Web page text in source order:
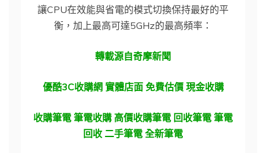
讓CPU在效能與省電的模式切換保持最好的平
衡，加上最高可達5GHz的最高頻率：
轉載源自奇摩新聞
優酷3C收購網 實體店面 免費估價 現金收購
收購筆電 筆電收購 高價收購筆電 回收筆電 筆電
回收 二手筆電 全新筆電